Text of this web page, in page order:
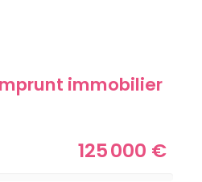
immobilier
125 000 €